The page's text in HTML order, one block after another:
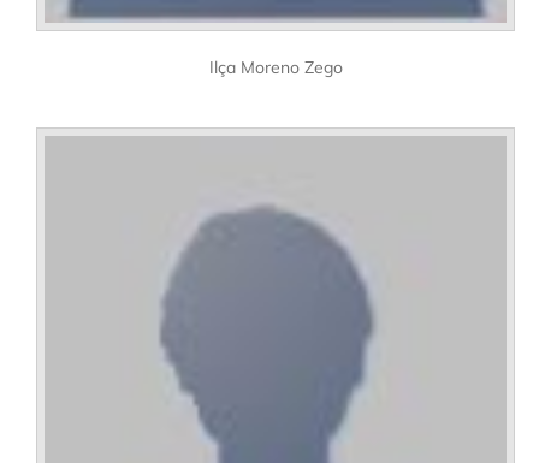
Ilça Moreno Zego